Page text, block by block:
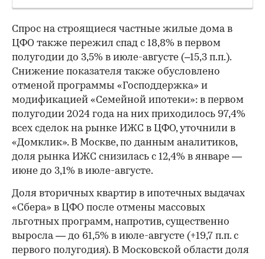
Спрос на строящиеся частные жилые дома в
ЦФО также пережил спад с 18,8% в первом
полугодии до 3,5% в июле-августе (–15,3 п.п.).
Снижение показателя также обусловлено
отменой программы «Господдержка» и
модификацией «Семейной ипотеки»: в первом
полугодии 2024 года на них приходилось 97,4%
всех сделок на рынке ИЖС в ЦФО, уточнили в
«Домклик». В Москве, по данным аналитиков,
доля рынка ИЖС снизилась с 12,4% в январе —
июне до 3,1% в июле-августе.
Доля вторичных квартир в ипотечных выдачах
«Сбера» в ЦФО после отмены массовых
льготных программ, напротив, существенно
выросла — до 61,5% в июле-августе (+19,7 п.п. с
первого полугодия). В Московской области доля